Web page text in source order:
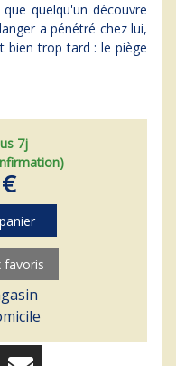
quelqu'un découvre
a pénétré chez lui,
bien trop tard : le piège
7j
favoris